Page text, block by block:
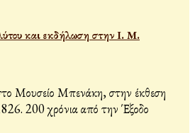
και εκδήλωση στην Ι. Μ.